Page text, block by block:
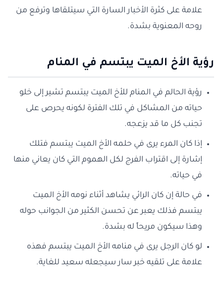
علامة على كثرة الأخبار السارة التي سيتلقاها وترفع من
روحه المعنوية بشدة.
رؤية الأخ الميت يبتسم في المنام
رؤية الحالم في المنام للأخ الميت يبتسم تشير إلى خلو
حياته من المشاكل في تلك الفترة لكونه يحرص على
تجنب كل ما قد يزعجه.
إذا كان المرء يرى في حلمه الأخ الميت يبتسم فتلك
إشارة إلى اقتراب الفرج لكل الهموم التي كان يعاني منها
في حياته.
في حالة إن كان الرائي يشاهد أثناء نومه الأخ الميت
يبتسم فذلك يعبر عن تحسن الكثير من الجوانب حوله
وهذا سيكون مريحاً له بشدة.
لو كان الرجل يرى في منامه الأخ الميت يبتسم فهذه
علامة على تلقيه خبر سار سيجعله سعيد للغاية.